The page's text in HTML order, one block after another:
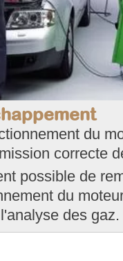
du
correcte
possible de
du
des gaz.